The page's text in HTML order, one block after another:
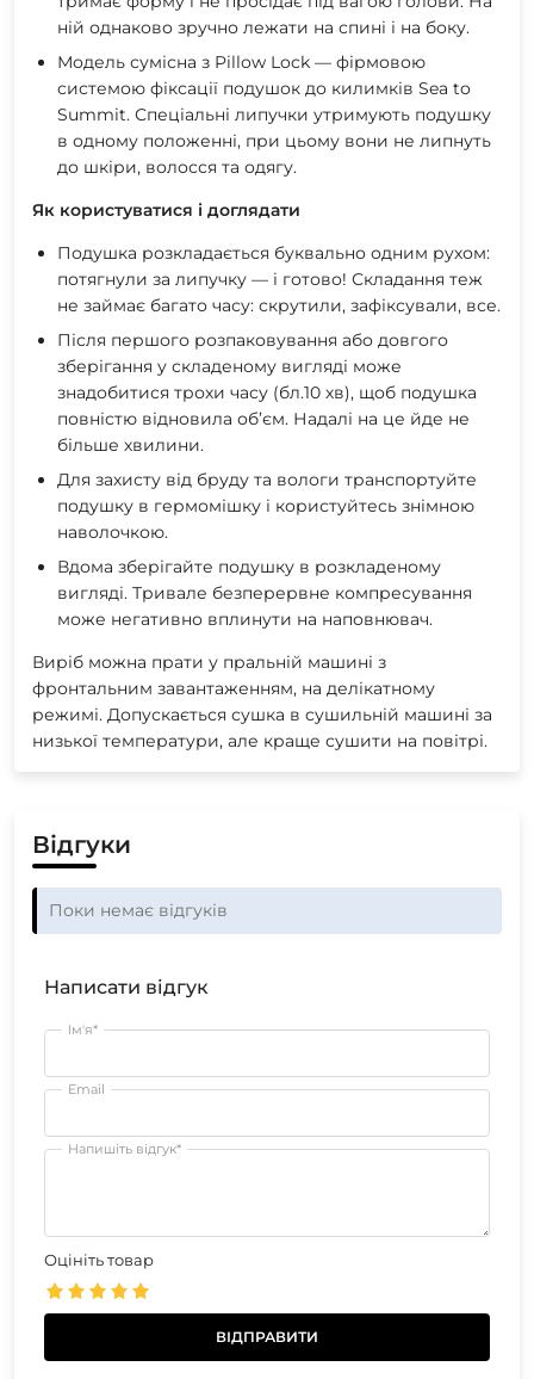
ній однаково зручно лежати на спині і на боку.
Модель сумісна з Pillow Lock — фірмовою
системою фіксації подушок до килимків Sea to
Summit. Спеціальні липучки утримують подушку
в одному положенні, при цьому вони не липнуть
до шкіри, волосся та одягу.
Як користуватися і доглядати
Подушка розкладається буквально одним рухом:
потягнули за липучку — і готово! Складання теж
не займає багато часу: скрутили, зафіксували, все.
Після першого розпаковування або довгого
зберігання у складеному вигляді може
знадобитися трохи часу (бл.10 хв), щоб подушка
повністю відновила об’єм. Надалі на це йде не
більше хвилини.
Для захисту від бруду та вологи транспортуйте
подушку в гермомішку і користуйтесь знімною
наволочкою.
Вдома зберігайте подушку в розкладеному
вигляді. Тривале безперервне компресування
може негативно вплинути на наповнювач.
Виріб можна прати у пральній машині з
фронтальним завантаженням, на делікатному
режимі. Допускається сушка в сушильній машині за
низької температури, але краще сушити на повітрі.
Відгуки
Поки немає відгуків
Написати відгук
Ім'я*
Email
Напишіть відгук*
Оцініть товар